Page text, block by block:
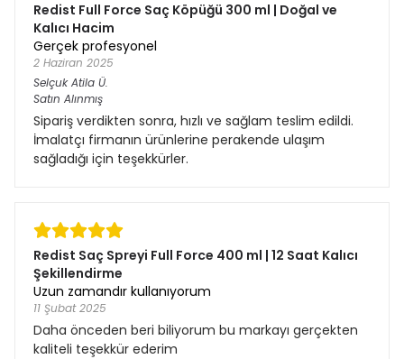
Redist Full Force Saç Köpüğü 300 ml | Doğal ve
Kalıcı Hacim
Gerçek profesyonel
2 Haziran 2025
Selçuk Atila Ü.
Satın Alınmış
Sipariş verdikten sonra, hızlı ve sağlam teslim edildi.
İmalatçı firmanın ürünlerine perakende ulaşım
sağladığı için teşekkürler.
Redist Saç Spreyi Full Force 400 ml | 12 Saat Kalıcı
Şekillendirme
Uzun zamandır kullanıyorum
11 Şubat 2025
Daha önceden beri biliyorum bu markayı gerçekten
kaliteli teşekkür ederim